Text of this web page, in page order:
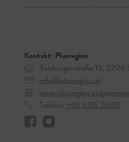
Kontakt: Plusregion
Salzburgerstraße 13, 5204
info@plusregion.at
www.plusregion.at/
Telefon: +43 6215 20417